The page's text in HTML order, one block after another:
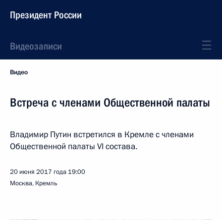
Президент России
Видеозаписи
Видео
Встреча с членами Общественной палаты
Владимир Путин встретился в Кремле с членами
Общественной палаты VI состава.
20 июня 2017 года 19:00
Москва, Кремль